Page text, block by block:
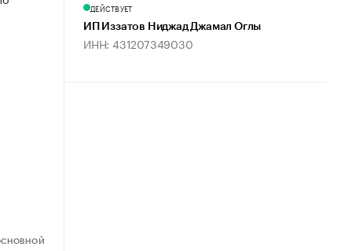
ДЕЙСТВУЕТ
ИП Иззатов Ниджад Джамал Оглы
ИНН: 431207349030